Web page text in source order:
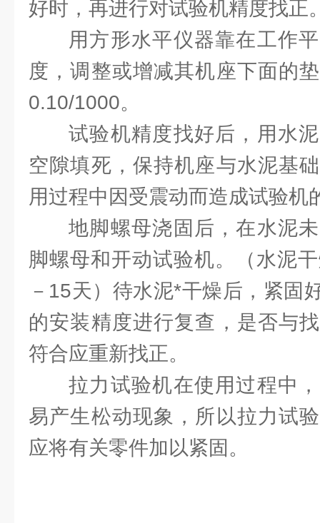
好时，再进行对试验机精度找正
用方形水平仪器靠在工作
度，调整或增减其机座下面的
0.10/1000。
试验机精度找好后，用水
空隙填死，保持机座与水泥基
用过程中因受震动而造成试验机
地脚螺母浇固后，在水泥
脚螺母和开动试验机。（水泥
－15天）待水泥*干燥后，紧固
的安装精度进行复查，是否与
符合应重新找正。
拉力试验机在使用过程中
易产生松动现象，所以拉力试
应将有关零件加以紧固。